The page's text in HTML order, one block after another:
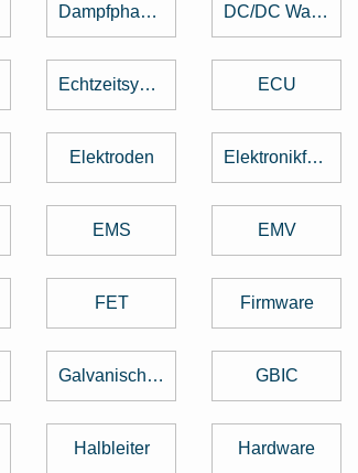
Dampfphasenlöten DC/DC Wandler
Echtzeitsystem ECU
Elektroden Elektronikfertigung
EMS EMV
FET Firmware
Galvanische Trennung GBIC
Halbleiter Hardware